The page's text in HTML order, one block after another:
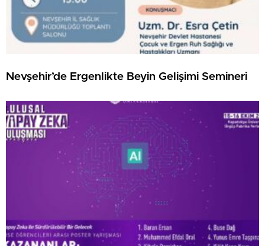
Nevşehir’de Ergenlikte Beyin Gelişimi Semineri